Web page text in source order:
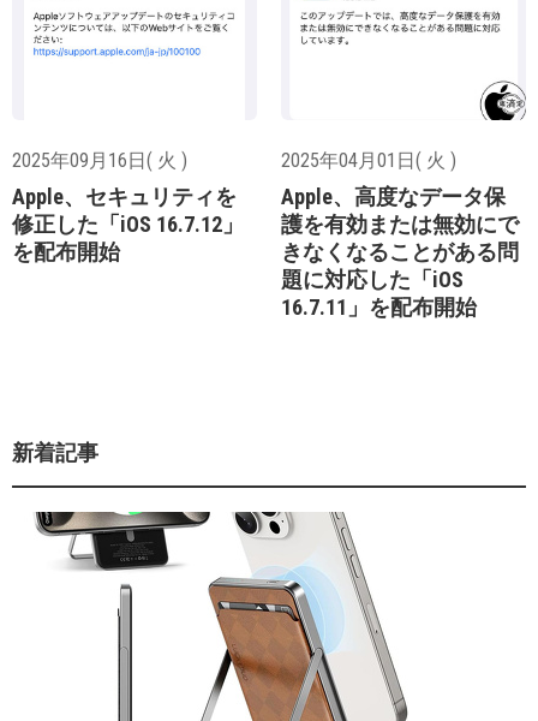
2025年09月16日( 火 )
Apple、セキュリティを
修正した「iOS 16.7.12」
を配布開始
2025年04月01日( 火 )
Apple、高度なデータ保
護を有効または無効にで
きなくなることがある問
題に対応した「iOS
16.7.11」を配布開始
新着記事